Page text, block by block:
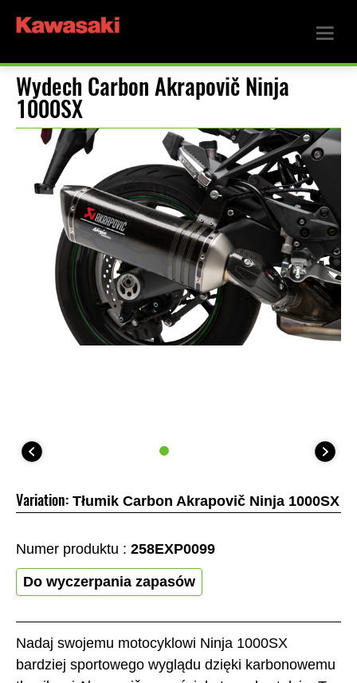
Wydech Carbon Akrapovič Ninja
1000SX
Nadaj swojemu motocyklowi Ninja 1000SX
bardziej sportowego wyglądu dzięki karbonowemu
Variation: Tłumik Carbon Akrapovič Ninja 1000SX
Numer produktu : 258EXP0099
Do wyczerpania zapasów